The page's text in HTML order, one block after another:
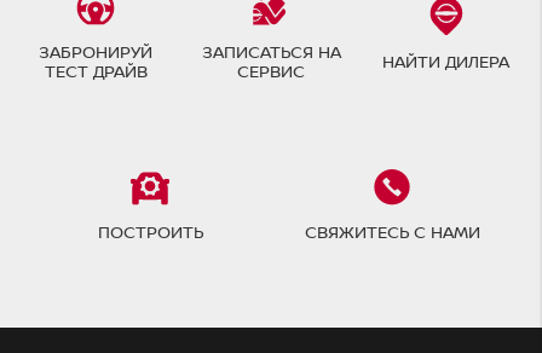
ЗАБРОНИРУЙ
ТЕСТ ДРАЙВ
ЗАПИСАТЬСЯ НА
СЕРВИС
НАЙТИ ДИЛЕРА
ПОСТРОИТЬ СВЯЖИТЕСЬ С НАМИ